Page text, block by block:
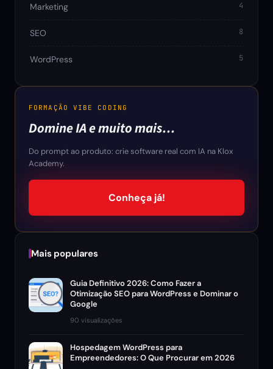
Marketing 4
SEO 8
WordPress 5
FORMAÇÃO VIBE CODING
Domine IA e muito mais…
Do prompt ao produto: crie software real com IA na Klox
Academy.
Conheça já!
Mais populares
Guia Definitivo 2026: Como Fazer a
Otimização SEO para WordPress e Dominar o
Google
90 visualizações
Hospedagem WordPress para
Empreendedores: O Que Procurar em 2026